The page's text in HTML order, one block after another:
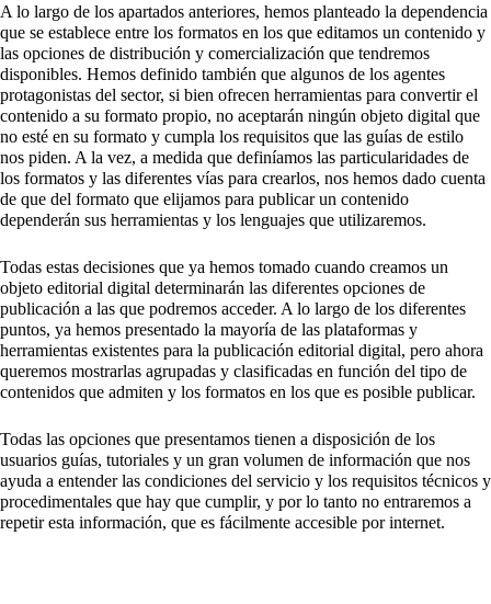
A lo largo de los apartados anteriores, hemos planteado la dependencia
que se establece entre los formatos en los que editamos un contenido y
las opciones de distribución y comercialización que tendremos
disponibles. Hemos definido también que algunos de los agentes
protagonistas del sector, si bien ofrecen herramientas para convertir el
contenido a su formato propio, no aceptarán ningún objeto digital que
no esté en su formato y cumpla los requisitos que las guías de estilo
nos piden. A la vez, a medida que definíamos las particularidades de
los formatos y las diferentes vías para crearlos, nos hemos dado cuenta
de que del formato que elijamos para publicar un contenido
dependerán sus herramientas y los lenguajes que utilizaremos.
Todas estas decisiones que ya hemos tomado cuando creamos un
objeto editorial digital determinarán las diferentes opciones de
publicación a las que podremos acceder. A lo largo de los diferentes
puntos, ya hemos presentado la mayoría de las plataformas y
herramientas existentes para la publicación editorial digital, pero ahora
queremos mostrarlas agrupadas y clasificadas en función del tipo de
contenidos que admiten y los formatos en los que es posible publicar.
Todas las opciones que presentamos tienen a disposición de los
usuarios guías, tutoriales y un gran volumen de información que nos
ayuda a entender las condiciones del servicio y los requisitos técnicos y
procedimentales que hay que cumplir, y por lo tanto no entraremos a
repetir esta información, que es fácilmente accesible por internet.